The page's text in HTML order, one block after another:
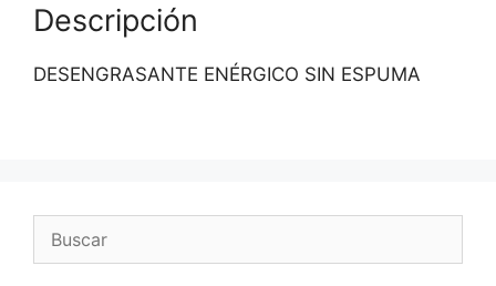
Descripción
DESENGRASANTE ENÉRGICO SIN ESPUMA